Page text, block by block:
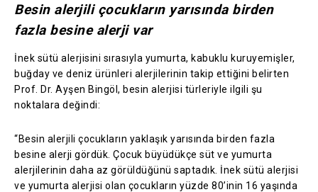
Besin alerjili çocukların yarısında birden
fazla besine alerji var
İnek sütü alerjisini sırasıyla yumurta, kabuklu kuruyemişler,
buğday ve deniz ürünleri alerjilerinin takip ettiğini belirten
Prof. Dr. Ayşen Bingöl, besin alerjisi türleriyle ilgili şu
noktalara değindi:
“Besin alerjili çocukların yaklaşık yarısında birden fazla
besine alerji gördük. Çocuk büyüdükçe süt ve yumurta
alerjilerinin daha az görüldüğünü saptadık. İnek sütü alerjisi
ve yumurta alerjisi olan çocukların yüzde 80’inin 16 yaşında